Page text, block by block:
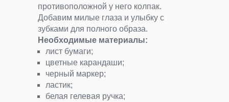
противоположной у него колпак.
Добавим милые глаза и улыбку с
зубками для полного образа.
Необходимые материалы:
лист бумаги;
цветные карандаши;
черный маркер;
ластик;
белая гелевая ручка;